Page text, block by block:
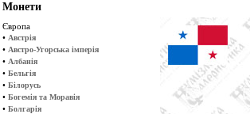
Монети
Європа
• Австрія
• Австро-Угорська імперія
• Албанія
• Бельгія
• Білорусь
• Богемія та Моравія
• Болгарія